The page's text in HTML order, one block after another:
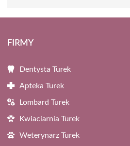
FIRMY
Dentysta Turek
Apteka Turek
Lombard Turek
Kwiaciarnia Turek
Weterynarz Turek